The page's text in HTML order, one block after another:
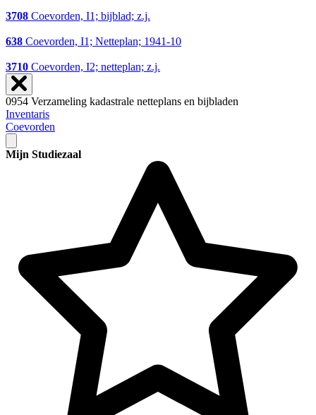
3708 Coevorden, I1; bijblad; z.j.
638 Coevorden, I1; Netteplan; 1941-10
3710 Coevorden, I2; netteplan; z.j.
0954 Verzameling kadastrale netteplans en bijbladen
Inventaris
Coevorden
Mijn Studiezaal